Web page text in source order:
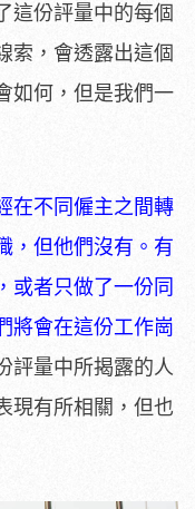
這份評量中的每個
索，會透露出這個
如何，但是我們一
在不同僱主之間轉
，但他們沒有。有
或者只做了一份同
將會在這份工作崗
評量中所揭露的人
現有所相關，但也